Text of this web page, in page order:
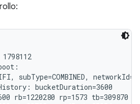
1798112
subType=COMBINED,
bucketDuration=3600
rb=1220280 rp=1573 tb=309870